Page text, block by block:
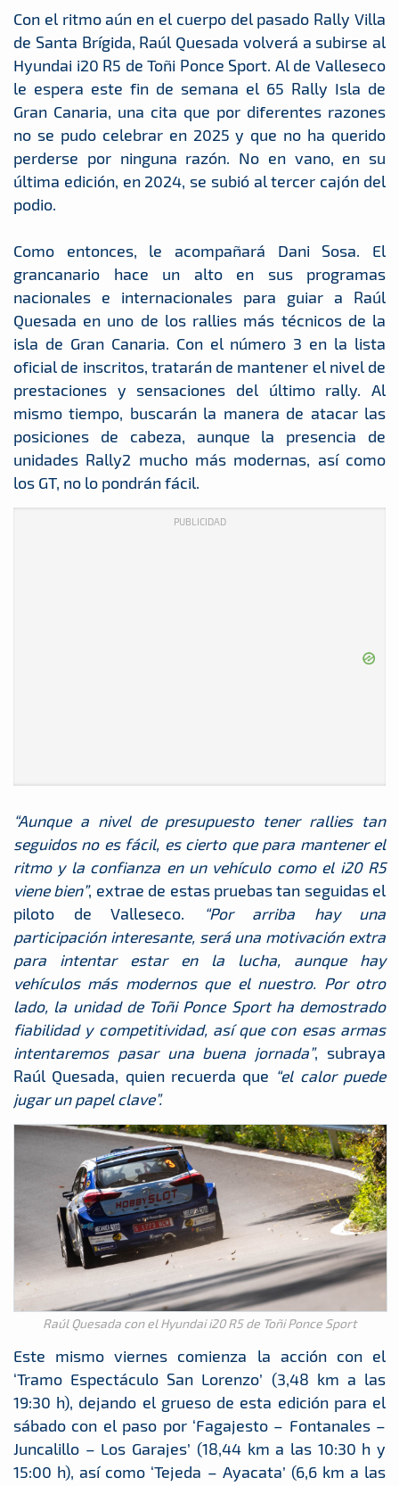
Con el ritmo aún en el cuerpo del pasado Rally Villa
de Santa Brígida, Raúl Quesada volverá a subirse al
Hyundai i20 R5 de Toñi Ponce Sport. Al de Valleseco
le espera este fin de semana el 65 Rally Isla de
Gran Canaria, una cita que por diferentes razones
no se pudo celebrar en 2025 y que no ha querido
perderse por ninguna razón. No en vano, en su
última edición, en 2024, se subió al tercer cajón del
podio.
Como entonces, le acompañará Dani Sosa. El
grancanario hace un alto en sus programas
nacionales e internacionales para guiar a Raúl
Quesada en uno de los rallies más técnicos de la
isla de Gran Canaria. Con el número 3 en la lista
oficial de inscritos, tratarán de mantener el nivel de
prestaciones y sensaciones del último rally. Al
mismo tiempo, buscarán la manera de atacar las
posiciones de cabeza, aunque la presencia de
unidades Rally2 mucho más modernas, así como
los GT, no lo pondrán fácil.
PUBLICIDAD
“Aunque a nivel de presupuesto tener rallies tan
seguidos no es fácil, es cierto que para mantener el
ritmo y la confianza en un vehículo como el i20 R5
viene bien”, extrae de estas pruebas tan seguidas el
piloto de Valleseco.
“Por arriba hay una
participación interesante, será una motivación extra
para intentar estar en la lucha, aunque hay
vehículos más modernos que el nuestro. Por otro
lado, la unidad de Toñi Ponce Sport ha demostrado
fiabilidad y competitividad, así que con esas armas
intentaremos pasar una buena jornada”, subraya
Raúl Quesada, quien recuerda que “el calor puede
jugar un papel clave”.
Raúl Quesada con el Hyundai i20 R5 de Toñi Ponce Sport
Este mismo viernes comienza la acción con el
‘Tramo Espectáculo San Lorenzo’ (3,48 km a las
19:30 h), dejando el grueso de esta edición para el
sábado con el paso por ‘Fagajesto – Fontanales –
Juncalillo – Los Garajes’ (18,44 km a las 10:30 h y
15:00 h), así como ‘Tejeda – Ayacata’ (6,6 km a las